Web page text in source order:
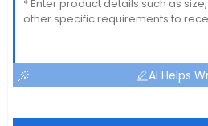
AI Helps